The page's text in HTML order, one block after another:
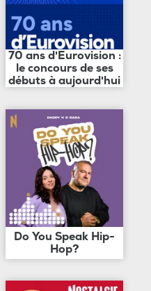
70 ans d'Eurovision :
le concours de ses
débuts à aujourd'hui
Do You Speak Hip-
Hop?